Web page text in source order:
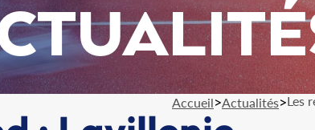
Accueil>Actualités>Les